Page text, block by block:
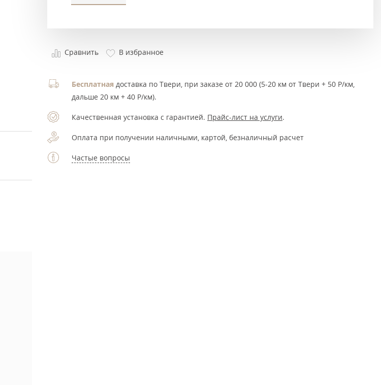
Сравнить В избранное
Бесплатная доставка по Твери, при заказе от 20 000 (5-20 км от Твери + 50 Р/км,
дальше 20 км + 40 Р/км).
Качественная установка с гарантией. Прайс-лист на услуги.
Оплата при получении наличными, картой, безналичный расчет
Частые вопросы